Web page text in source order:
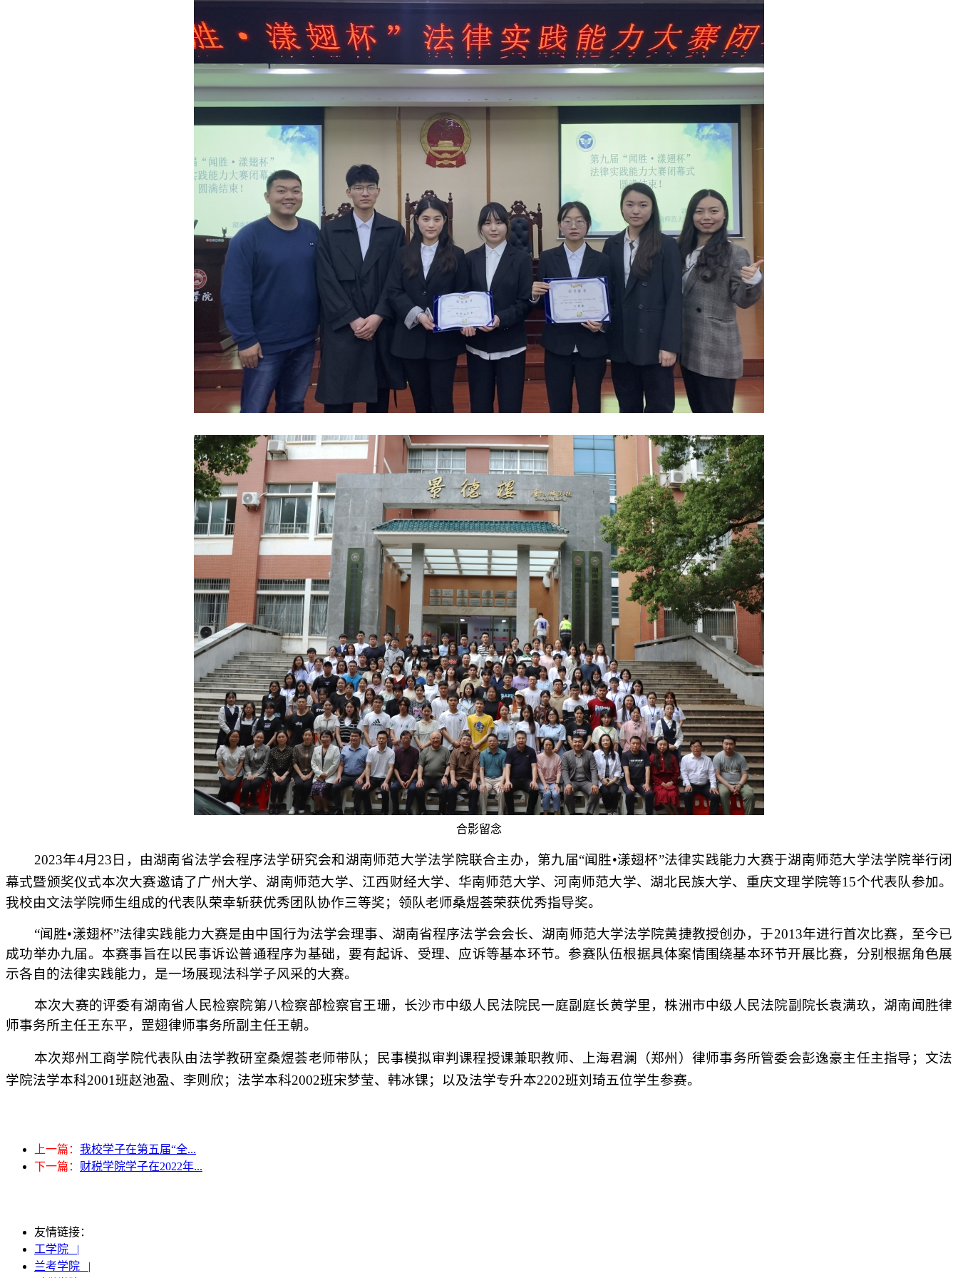
合影留念
2023年4月23日， 由湖南省法学会程序法学研究会和 湖南师范大学法学院联合主办， 第九届“闻胜•漾翅杯”法律实践能力大赛于湖南师范大学法学院举行闭
幕式暨颁奖仪式本次大赛邀请了广州大学、湖南师范大学、江西财经大学、华南师范大学、河南师范大学、湖北民族大学、重庆文理学院等1 5个代表队参加。
我校由文法学院师生组成的代表队荣幸斩获优秀团队协作三等奖；领队老师桑煜荟荣获优秀指导奖。
“闻胜•漾翅杯”法律实践能力大赛是由中国行为法学会理事、湖南省程序法学会会长、湖南师范大学法学院黄捷教授创办，于2013年进行首次比赛，至今已
成功举办九届。 本赛事旨在以民事诉讼普通程序为基础，要有起诉、受理、应诉等基本环节。参赛队伍根据具体案情围绕基本环节开展比赛，分别根据角色展
示各自的法律实践能力，是一场展现法科学子风采的大赛。
本次大赛的评委有湖南省人民检察院第八检察部检察官王珊，长沙市中级人民法院民一庭副庭长黄学里，株洲市中级人民法院副院长袁满玖，湖南闻胜律
师事务所主任王东平，罡翅律师事务所副主任王朝。
本次郑州工商学院代表队由法学教研室桑煜荟老师带队；民事模拟审判课程授课兼职教师、上海君澜（郑州）律师事务所管委会彭逸豪主任主指导；文法
学院法学本科2001班赵池盈、李则欣；法学本科2002班宋梦莹、韩冰锞；以及法学专升本2202班刘琦五位学生参赛。
上一篇： 我校学子在第五届“全...
下一篇： 财税学院学子在2022年...
友情链接：
工学院 |
兰考学院 |